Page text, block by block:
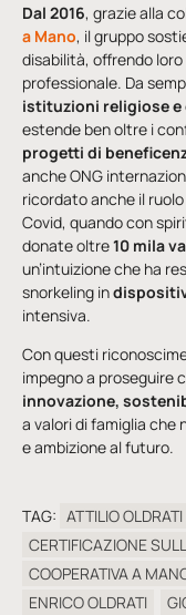
Dal 2016, grazie alla
a Mano, il gruppo
disabilità, offrendo
professionale. Da
istituzioni religiose
estende ben oltre i
progetti di
anche ONG
ricordato anche il
Covid, quando con
donate oltre10 mila
un’intuizione che ha
snorkeling in
intensiva.
Con questi
impegno a proseguire
innovazione,
a valori di famiglia che
e ambizione al futuro.
TAG: ATTILIO OLDRATI
CERTIFICAZIONE
COOPERATIVA A
ENRICO OLDRATI